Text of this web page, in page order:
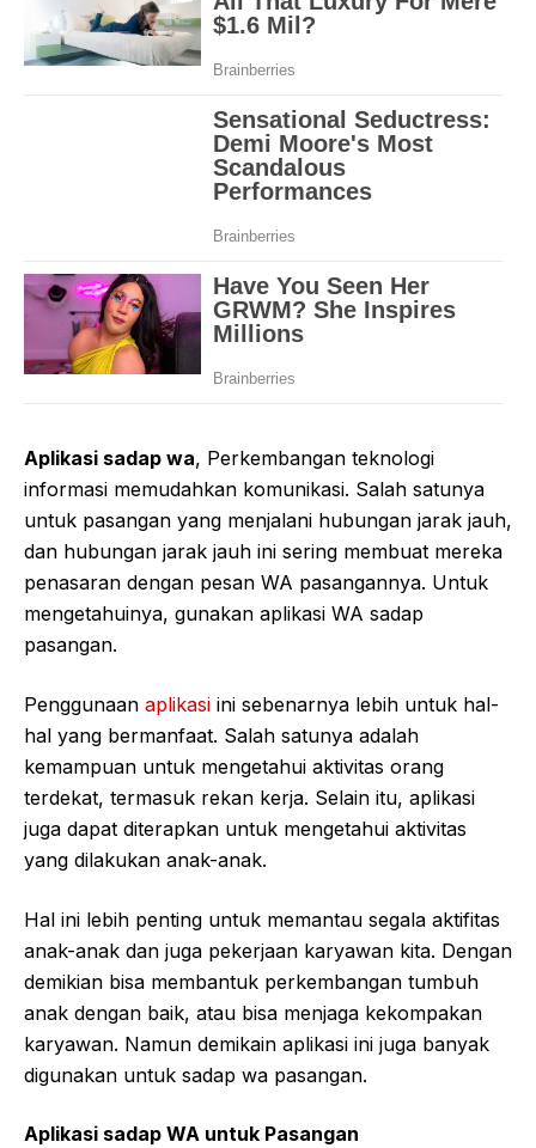
Aplikasi sadap wa, Perkembangan teknologi
informasi memudahkan komunikasi. Salah satunya
untuk pasangan yang menjalani hubungan jarak jauh,
dan hubungan jarak jauh ini sering membuat mereka
penasaran dengan pesan WA pasangannya. Untuk
mengetahuinya, gunakan aplikasi WA sadap
pasangan.
Penggunaan aplikasi ini sebenarnya lebih untuk hal-
hal yang bermanfaat. Salah satunya adalah
kemampuan untuk mengetahui aktivitas orang
terdekat, termasuk rekan kerja. Selain itu, aplikasi
juga dapat diterapkan untuk mengetahui aktivitas
yang dilakukan anak-anak.
Hal ini lebih penting untuk memantau segala aktifitas
anak-anak dan juga pekerjaan karyawan kita. Dengan
demikian bisa membantuk perkembangan tumbuh
anak dengan baik, atau bisa menjaga kekompakan
karyawan. Namun demikain aplikasi ini juga banyak
digunakan untuk sadap wa pasangan.
Aplikasi sadap WA untuk Pasangan